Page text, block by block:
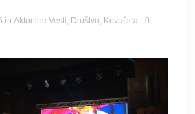
in Aktuelne Vesti, Društvo, Kovačica - 0